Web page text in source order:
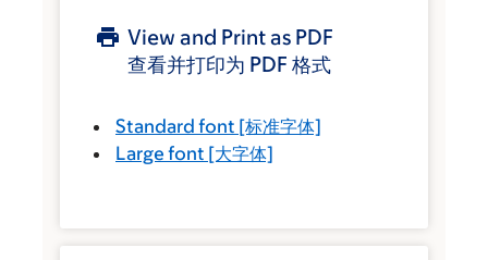
View and Print as PDF
查看并打印为 PDF 格式
Standard font [标准字体]
Large font [大字体]